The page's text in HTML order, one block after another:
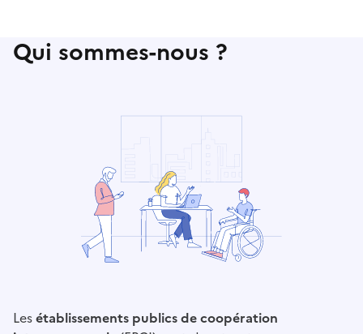
Qui sommes-nous ?
Lesétablissements publics de coopération